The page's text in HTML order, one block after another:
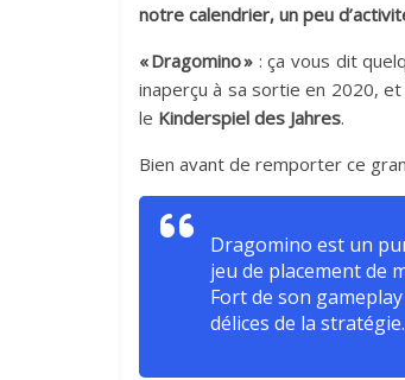
notre calendrier, un peu
« Dragomino » : ça vous dit
inaperçu à sa sortie en 2020,
le Kinderspiel des Jahres.
Bien avant de remporter ce
Dragomino est un
jeu de placement de
Fort de son
délices de la